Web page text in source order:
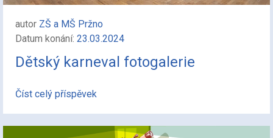
autor ZŠ a MŠ Pržno
Datum konání: 23.03.2024
Dětský karneval fotogalerie
Číst celý příspěvek